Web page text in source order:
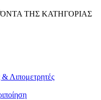
ΤΗΣ ΚΑΤΗΓΟΡΙΑΣ
Λιπομετρητές